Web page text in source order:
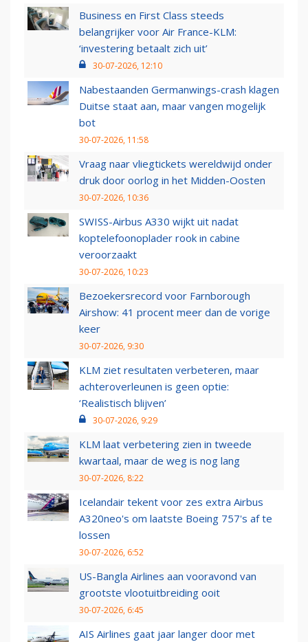
Business en First Class steeds
belangrijker voor Air France-KLM:
‘investering betaalt zich uit’
30-07-2026, 12:10
Nabestaanden Germanwings-crash klagen
Duitse staat aan, maar vangen mogelijk
bot
30-07-2026, 11:58
Vraag naar vliegtickets wereldwijd onder
druk door oorlog in het Midden-Oosten
30-07-2026, 10:36
SWISS-Airbus A330 wijkt uit nadat
koptelefoonoplader rook in cabine
veroorzaakt
30-07-2026, 10:23
Bezoekersrecord voor Farnborough
Airshow: 41 procent meer dan de vorige
keer
30-07-2026, 9:30
KLM ziet resultaten verbeteren, maar
achteroverleunen is geen optie:
‘Realistisch blijven’
30-07-2026, 9:29
KLM laat verbetering zien in tweede
kwartaal, maar de weg is nog lang
30-07-2026, 8:22
Icelandair tekent voor zes extra Airbus
A320neo's om laatste Boeing 757's af te
lossen
30-07-2026, 6:52
US-Bangla Airlines aan vooravond van
grootste vlootuitbreiding ooit
30-07-2026, 6:45
AIS Airlines gaat jaar langer door met